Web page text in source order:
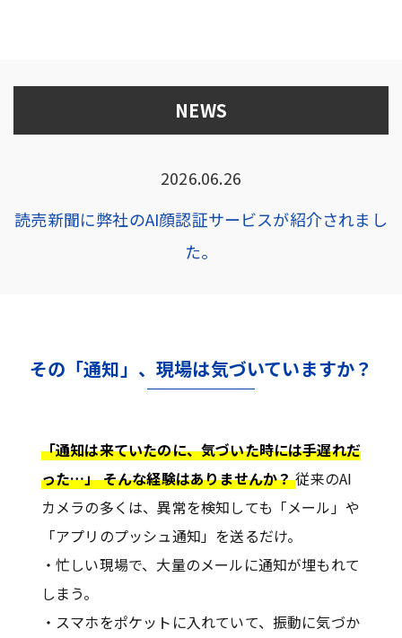
NEWS
2026.06.26
読売新聞に弊社のAI顔認証サービスが紹介されまし
た。
その「通知」、現場は気づいていますか？
「通知は来ていたのに、気づいた時には手遅れだ
った…」 そんな経験はありませんか？従来のAI
カメラの多くは、異常を検知しても「メール」や
「アプリのプッシュ通知」を送るだけ。
・忙しい現場で、大量のメールに通知が埋もれて
しまう。
・スマホをポケットに入れていて、振動に気づか